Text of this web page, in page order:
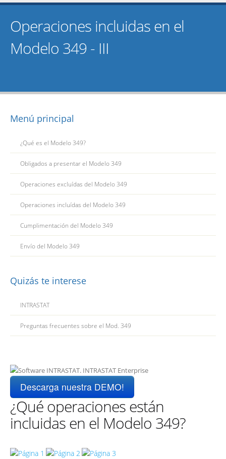
Operaciones incluidas en el
Modelo 349 - III
Menú principal
¿Qué es el Modelo 349?
Obligados a presentar el Modelo 349
Operaciones excluídas del Modelo 349
Operaciones incluídas del Modelo 349
Cumplimentación del Modelo 349
Envío del Modelo 349
Quizás te interese
INTRASTAT
Preguntas frecuentes sobre el Mod. 349
Descarga nuestra DEMO!
¿Qué operaciones están
incluidas en el Modelo 349?